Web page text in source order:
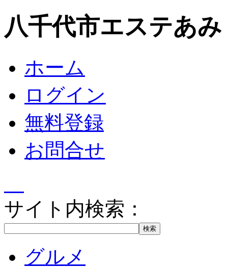
八千代市エステあ
ホーム
ログイン
無料登録
お問合せ
サイト内検索：
グルメ